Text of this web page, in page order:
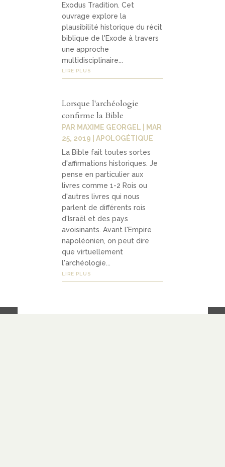
Exodus Tradition. Cet
ouvrage explore la
plausibilité historique du récit
biblique de l'Exode à travers
une approche
multidisciplinaire...
LIRE PLUS
Lorsque l'archéologie
confirme la Bible
PAR MAXIME GEORGEL
MAR
25, 2019 |APOLOGÉTIQUE
La Bible fait toutes sortes
d'affirmations historiques. Je
pense en particulier aux
livres comme 1-2 Rois ou
d'autres livres qui nous
parlent de différents rois
d'Israël et des pays
avoisinants. Avant l'Empire
napoléonien, on peut dire
que virtuellement
l'archéologie...
LIRE PLUS